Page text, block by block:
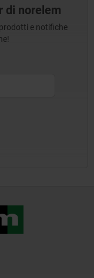
di norelem
e notifiche